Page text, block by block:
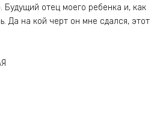
Будущий отец моего ребенка и, как
Да на кой черт он мне сдался, этот